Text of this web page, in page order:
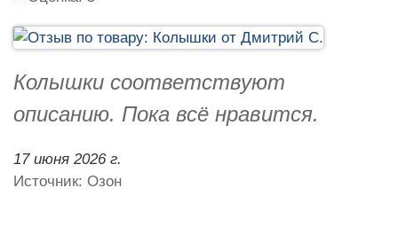
Колышки соответствуют
описанию. Пока всё нравится.
17 июня 2026 г.
Источник: Озон